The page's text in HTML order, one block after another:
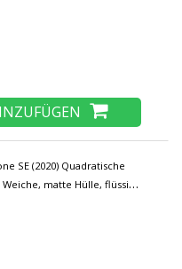
SE (2020) Quadratische
matte Hülle, flüssige